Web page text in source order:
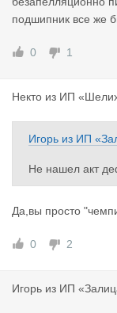
подшипник все же
0 1
Некто из ИП
Игорь из ИП
Не нашел акт
Мы в свою
йшего
обвинения. Я
цию, почему я
Да,вы просто
0 2
Игорь из ИП